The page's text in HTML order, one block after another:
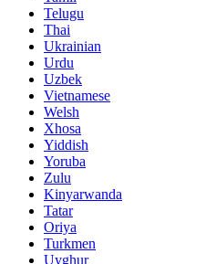
Telugu
Thai
Ukrainian
Urdu
Uzbek
Vietnamese
Welsh
Xhosa
Yiddish
Yoruba
Zulu
Kinyarwanda
Tatar
Oriya
Turkmen
Uyghur